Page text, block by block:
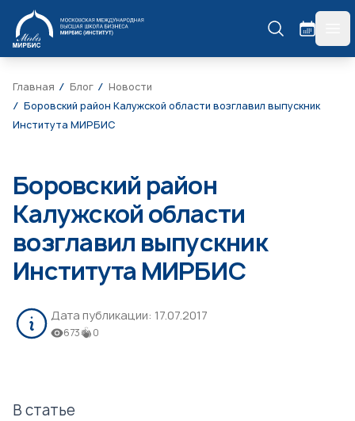
МИРБИС
Главная Блог
Новости
Боровский район Калужской области возглавил выпускник
Института МИРБИС
Боровский район
Калужской области
возглавил выпускник
Института МИРБИС
Дата публикации: 17.07.2017
673 0
В статье